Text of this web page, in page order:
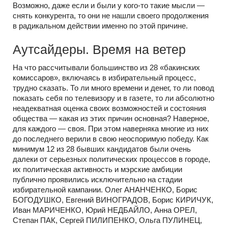
Возможно, даже если и были у кого-то такие мысли —
снять конкурента, то они не нашли своего продолжения
в радикальном действии именно по этой причине.
Аутсайдеры. Время на ветер
На что рассчитывали большинство из 28 «бакинских
комиссаров», включаясь в избирательный процесс,
трудно сказать. То ли много времени и денег, то ли повод
показать себя по телевизору и в газете, то ли абсолютно
неадекватная оценка своих возможностей и состояния
общества — какая из этих причин основная? Наверное,
для каждого — своя. При этом наверняка многие из них
до последнего верили в свою неоспоримую победу. Как
минимум 12 из 28 бывших кандидатов были очень
далеки от серьезных политических процессов в городе,
их политическая активность и мэрские амбиции
публично проявились исключительно на стадии
избирательной кампании. Олег АНАНЧЕНКО, Борис
БОГОДУШКО, Евгений ВИНОГРАДОВ, Борис КИРИЧУК,
Иван МАРИЧЕНКО, Юрий НЕДБАЙЛО, Анна ОРЕЛ,
Степан ПАК, Сергей ПИЛИПЕНКО, Ольга ПУЛИНЕЦ,